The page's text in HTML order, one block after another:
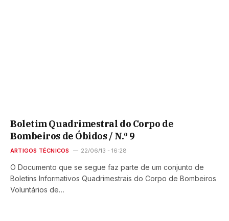
Boletim Quadrimestral do Corpo de
Bombeiros de Óbidos / N.º 9
ARTIGOS TÉCNICOS 22/06/13 - 16:28
O Documento que se segue faz parte de um conjunto de
Boletins Informativos Quadrimestrais do Corpo de Bombeiros
Voluntários de…